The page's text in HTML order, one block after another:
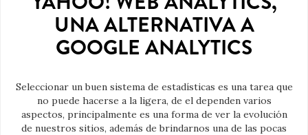
UNA ALTERNATIVA A
GOOGLE ANALYTICS
Seleccionar un buen sistema de estadísticas es una tarea que
no puede hacerse a la ligera, de el dependen varios
aspectos, principalmente es una forma de ver la evolución
de nuestros sitios, además de brindarnos una de las pocas